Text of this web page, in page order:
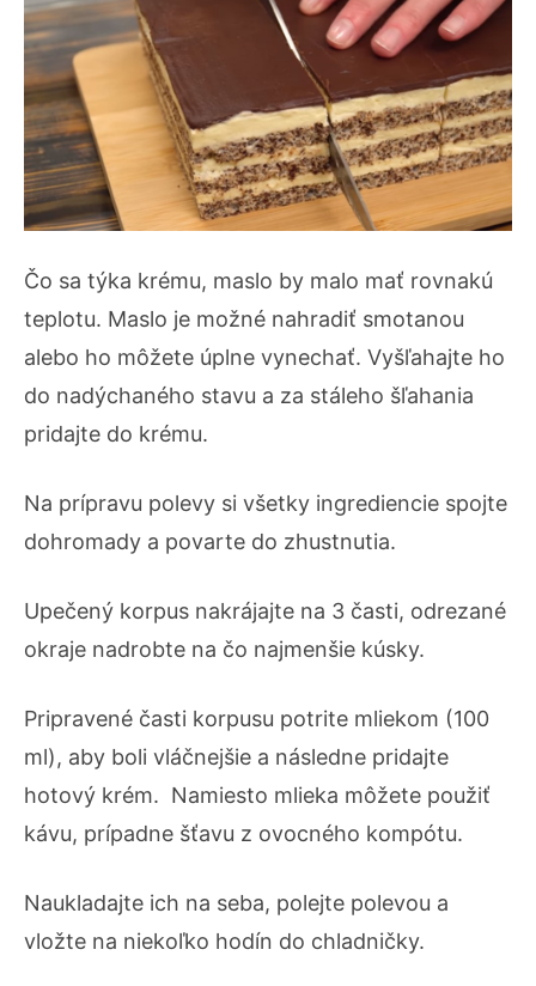
Čo sa týka krému, maslo by malo mať rovnakú
teplotu. Maslo je možné nahradiť smotanou
alebo ho môžete úplne vynechať. Vyšľahajte ho
do nadýchaného stavu a za stáleho šľahania
pridajte do krému.
Na prípravu polevy si všetky ingrediencie spojte
dohromady a povarte do zhustnutia.
Upečený korpus nakrájajte na 3 časti, odrezané
okraje nadrobte na čo najmenšie kúsky.
Pripravené časti korpusu potrite mliekom (100
ml), aby boli vláčnejšie a následne pridajte
hotový krém. Namiesto mlieka môžete použiť
kávu, prípadne šťavu z ovocného kompótu.
Naukladajte ich na seba, polejte polevou a
vložte na niekoľko hodín do chladničky.